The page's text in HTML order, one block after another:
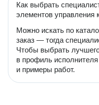
Как выбрать
элементов управления
Можно искать по
заказ — тогда
Чтобы выбрать
в профиль
и примеры работ.